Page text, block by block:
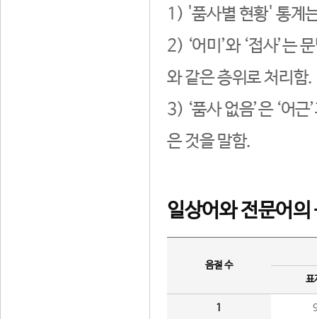
1) '품사별 현황' 통계
2) ‘어미’와 ‘접사’는
와 같은 층위로 처리함.
3) ‘품사 없음’은 ‘어
은 것을 말함.
일상어와 전문어의
음절 수
표
1